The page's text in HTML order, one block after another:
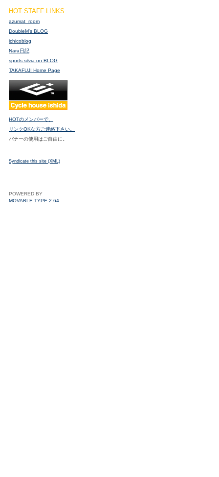
HOT STAFF LINKS
azumat_room
DoubleM's BLOG
ichicoblog
Nara日記
sports silvia on BLOG
TAKAFUJI Home Page
HOTのメンバーで、
リンクOKな方ご連絡下さい。
バナーの使用はご自由に。
Syndicate this site (XML)
POWERED BY
MOVABLE TYPE 2.64